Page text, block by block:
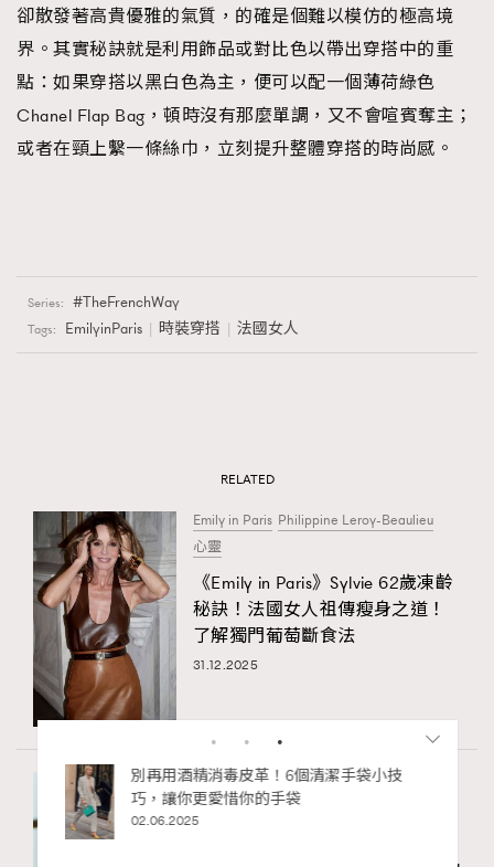
卻散發著高貴優雅的氣質，的確是個難以模仿的極高境
界。其實秘訣就是利用飾品或對比色以帶出穿搭中的重
點：如果穿搭以黑白色為主，便可以配一個薄荷綠色
Chanel Flap Bag，頓時沒有那麼單調，又不會喧賓奪主；
或者在頸上繫一條絲巾，立刻提升整體穿搭的時尚感。
Series: TheFrenchWay
Tags: EmilyinParis 時裝穿搭 法國女人
RELATED
Emily in Paris Philippine Leroy-Beaulieu
心靈
《Emily in Paris》Sylvie 62歲凍齡
秘訣！法國女人祖傳瘦身之道！
了解獨門葡萄斷食法
31.12.2025
Emily in Paris The Devil wears Prada
《穿Prada的惡魔2》終於回歸！